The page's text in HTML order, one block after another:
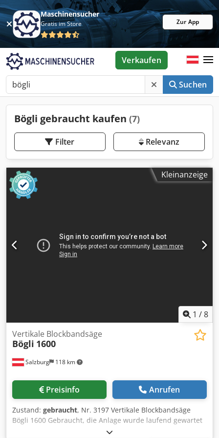
Maschinensucher
Gratis im Store Zur App
Suchen
Verkaufen
Bögli gebraucht kaufen (7)
Filter Relevanz
Kleinanzeige
1 /8
Salzburg 118 km
Vertikale Blockbandsäge
Bögli 1600
Preisinfo Anrufen
Zustand: gebraucht, Nr. 3197 Vertikale Blockbandsäge
Bögli 1600 Gebraucht, die Anlage wurde laufend gewartet
und modernisiert Cedpfxjvvm Iuj Ak Tsha Der Sägebetrieb